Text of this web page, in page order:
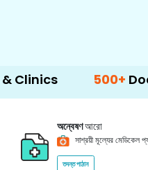
500+ Doctors &
অন্বেষণআরো
সাশ্রয়ী মূল্যের মেডিকেল
তদন্ত পাঠান